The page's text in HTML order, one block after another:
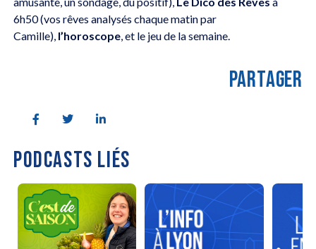
6h50 (vos rêves analysés chaque matin par
Camille), l’horoscope, et le jeu de la semaine.
PARTAGER
PODCASTS LIÉS